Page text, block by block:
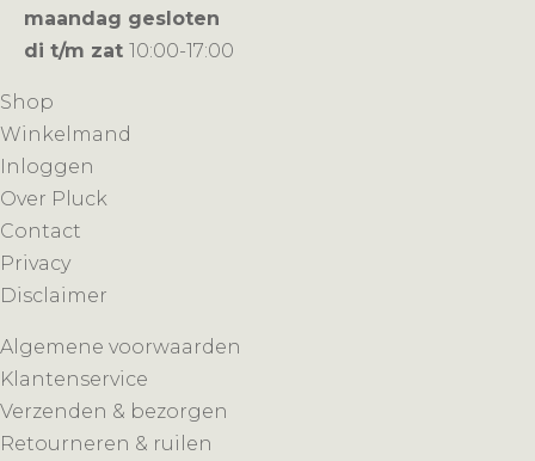
maandag gesloten
di t/m zat 10:00-17:00
Shop
Winkelmand
Inloggen
Over Pluck
Contact
Privacy
Disclaimer
Algemene voorwaarden
Klantenservice
Verzenden & bezorgen
Retourneren & ruilen